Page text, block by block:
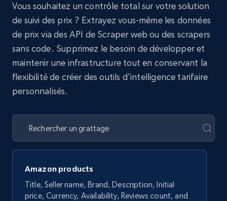
Vous souhaitez un contrôle total sur votre solution
de suivi des prix ? Extrayez vous-même les données
de prix via des API de Scraper web ou des scrapers
sans code. Supprimez le besoin de développer et
maintenir une infrastructure tout en conservant la
flexibilité de créer des outils d'intelligence tarifaire
personnalisés.
Amazon products
Title, Seller name, Brand, Description, Initial
price, Currency, Availability, Reviews count, and